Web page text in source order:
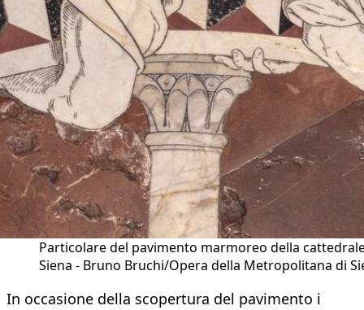
Particolare del pavimento marmoreo della
Siena - Bruno Bruchi/Opera della Metropolitana di
In occasione della scopertura del pavimento i